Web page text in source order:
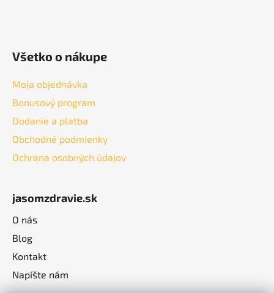
Všetko o nákupe
Moja objednávka
Bonusový program
Dodanie a platba
Obchodné podmienky
Ochrana osobných údajov
jasomzdravie.sk
O nás
Blog
Kontakt
Napíšte nám